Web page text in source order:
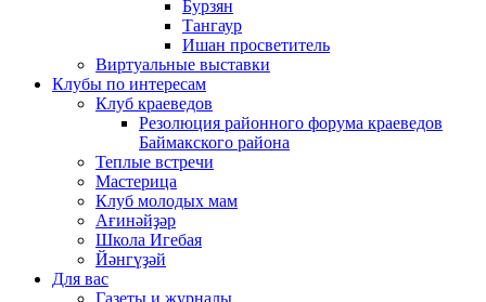
Бурзян
Тангаур
Ишан просветитель
Виртуальные выставки
Клубы по интересам
Клуб краеведов
Резолюция районного форума краеведов
Баймакского района
Теплые встречи
Мастерица
Клуб молодых мам
Ағинәйҙәр
Школа Игебая
Йәнгүҙәй
Для вас
Газеты и журналы